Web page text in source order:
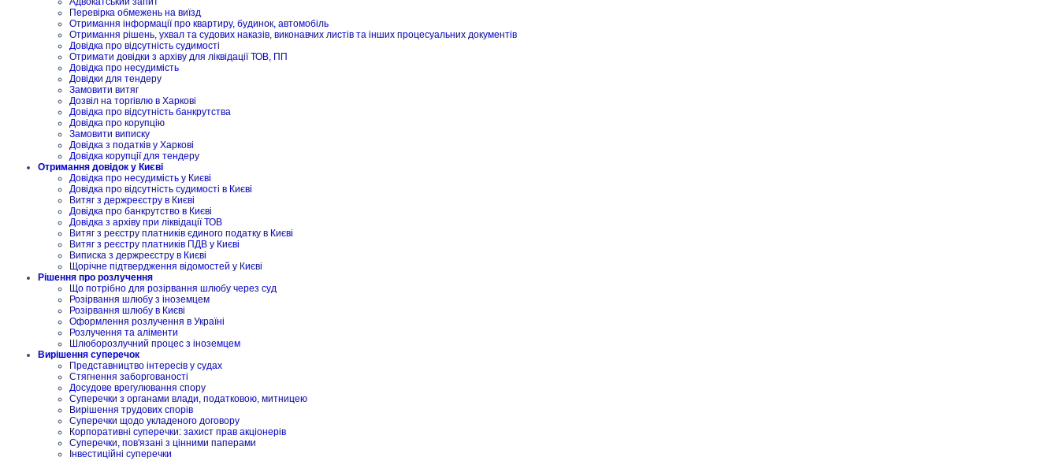
Перевірка обмежень на виїзд
Отримання інформації про квартиру, будинок, автомобіль
Отримання рішень, ухвал та судових наказів, виконавчих листів та інших процесуальних документів
Довідка про відсутність судимості
Отримати довідки з архіву для ліквідації ТОВ, ПП
Довідка про несудимість
Довідки для тендеру
Замовити витяг
Дозвіл на торгівлю в Харкові
Довідка про відсутність банкрутства
Довідка про корупцію
Замовити виписку
Довідка з податків у Харкові
Довідка корупції для тендеру
Отримання довідок у Києві
Довідка про несудимість у Києві
Довідка про відсутність судимості в Києві
Витяг з держреєстру в Києві
Довідка про банкрутство в Києві
Довідка з архіву при ліквідації ТОВ
Витяг з реєстру платників єдиного податку в Києві
Витяг з реєстру платників ПДВ у Києві
Виписка з держреєстру в Києві
Щорічне підтвердження відомостей у Києві
Рішення про розлучення
Що потрібно для розірвання шлюбу через суд
Розірвання шлюбу з іноземцем
Розірвання шлюбу в Києві
Оформлення розлучення в Україні
Розлучення та аліменти
Шлюборозлучний процес з іноземцем
Вирішення суперечок
Представництво інтересів у судах
Стягнення заборгованості
Досудове врегулювання спору
Суперечки з органами влади, податковою, митницею
Вирішення трудових спорів
Суперечки щодо укладеного договору
Корпоративні суперечки: захист прав акціонерів
Суперечки, пов'язані з цінними паперами
Інвестиційні суперечки